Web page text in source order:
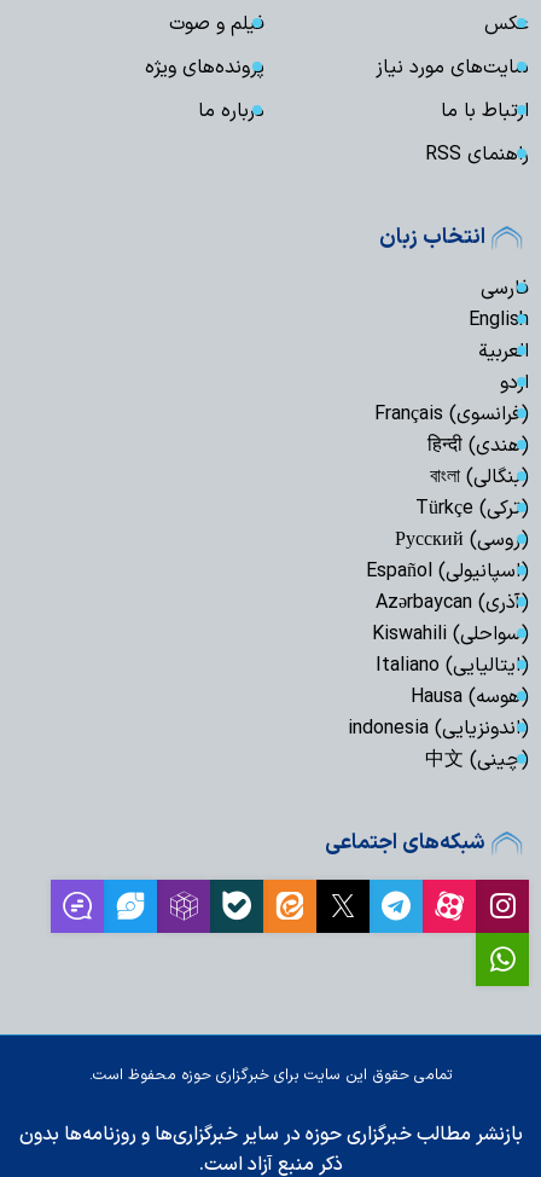
عکس
فیلم و صوت
سایت‌های مورد نیاز
پرونده‌های ویژه
ارتباط با ما
درباره ما
راهنمای RSS
انتخاب زبان
فارسی
English
العربیة
اردو
(فرانسوی) Français
(هندی) हिन्दी
(بنگالی) বাংলা
(ترکی) Türkçe
(روسی) Русский
(اسپانیولی) Español
(آذری) Azərbaycan
(سواحلی) Kiswahili
(ایتالیایی) Italiano
(هوسه) Hausa
(اندونزیایی) indonesia
(چینی) 中文
شبکه‌های اجتماعی
تمامی حقوق این سایت برای خبرگزاری حوزه محفوظ است.
بازنشر مطالب خبرگزاری حوزه در سایر خبرگزاری‌ها و روزنامه‌ها بدون
ذکر منبع آزاد است.